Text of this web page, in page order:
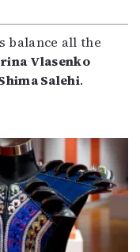
balance all the
Vlasenko
Salehi.